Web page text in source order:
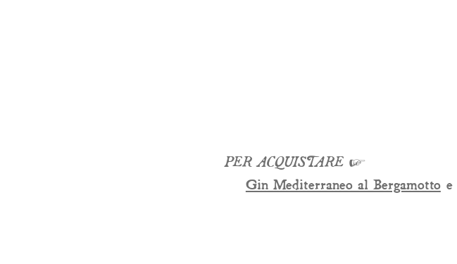
PER ACQUISTARE ☞
Gin Mediterraneo al Bergamottoe